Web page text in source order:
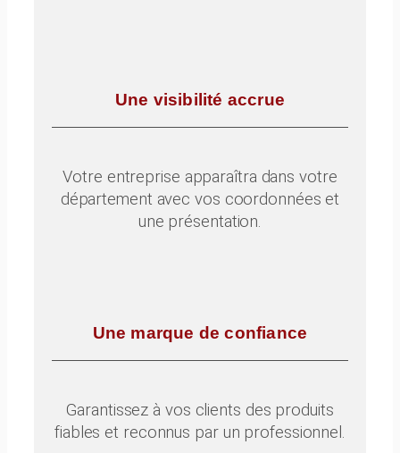
Une visibilité accrue
Votre entreprise apparaîtra dans votre
département avec vos coordonnées et
une présentation.
Une marque de confiance
Garantissez à vos clients des produits
fiables et reconnus par un professionnel.